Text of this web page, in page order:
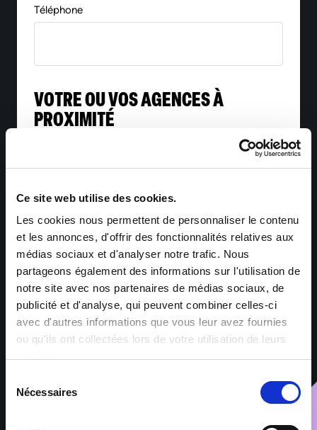
Ce site web utilise des cookies.
Les cookies nous permettent de personnaliser le contenu
et les annonces, d'offrir des fonctionnalités relatives aux
médias sociaux et d'analyser notre trafic. Nous
partageons également des informations sur l'utilisation de
notre site avec nos partenaires de médias sociaux, de
publicité et d'analyse, qui peuvent combiner celles-ci
avec d'autres informations que vous leur avez fournies
ou qu'ils ont collectées lors de votre utilisation de leurs
Nécessaires
Téléphone
VOTRE OU VOS AGENCES À
PROXIMITÉ
J'ai lu et j'accepte lapolitique de confidentialité
le traitement de mes données personnelles pour
les finalités précitées.*
Envoyer
*Les informations collectées par Sofitex via ce formulaire font
des fichiers de candidatures et du recrutement. Les
non-renseignement entraîne l’impossibilité de traiter la
demande. Ces informations sont exclusivement destinées aux